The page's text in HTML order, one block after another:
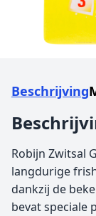
Beschrijving
Robijn Zwitsal
langdurige
dankzij de
bevat speciale